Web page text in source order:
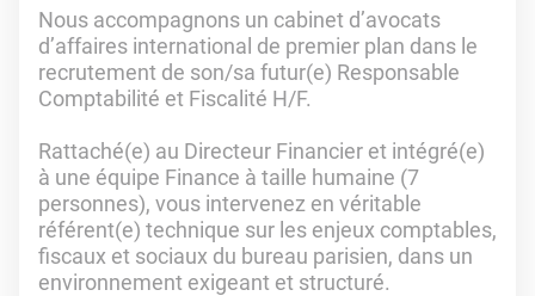
Nous accompagnons un cabinet d’avocats
d’affaires international de premier plan dans le
recrutement de son/sa futur(e) Responsable
Comptabilité et Fiscalité H/F.
Rattaché(e) au Directeur Financier et intégré(e)
à une équipe Finance à taille humaine (7
personnes), vous intervenez en véritable
référent(e) technique sur les enjeux comptables,
fiscaux et sociaux du bureau parisien, dans un
environnement exigeant et structuré.